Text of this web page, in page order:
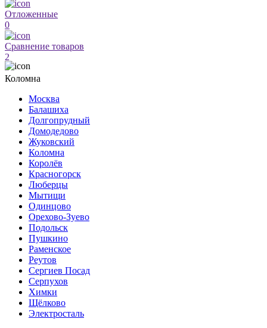
Отложенные
0
Сравнение товаров
2
Коломна
Москва
Балашиха
Долгопрудный
Домодедово
Жуковский
Коломна
Королёв
Красногорск
Люберцы
Мытищи
Одинцово
Орехово-Зуево
Подольск
Пушкино
Раменское
Реутов
Сергиев Посад
Серпухов
Химки
Щёлково
Электросталь